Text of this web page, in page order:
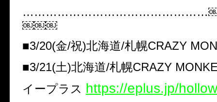
￼￼￼
■3/20(金/祝)北海道/札幌CRAZY
■3/21(土)北海道/札幌CRAZY
イープラス https://eplus.jp/